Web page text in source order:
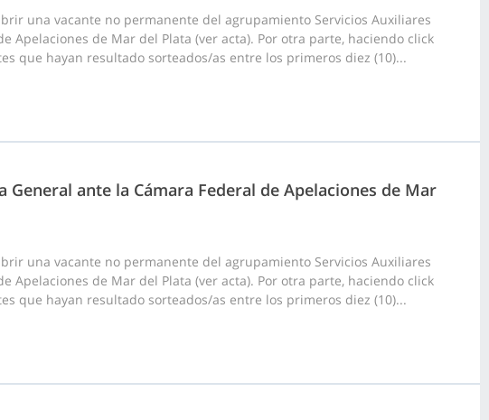
una vacante no permanente del agrupamiento Servicios Auxiliares
Apelaciones de Mar del Plata (ver acta). Por otra parte, haciendo click
que hayan resultado sorteados/as entre los primeros diez (10)...
ante la Cámara Federal de Apelaciones de Mar
una vacante no permanente del agrupamiento Servicios Auxiliares
Apelaciones de Mar del Plata (ver acta). Por otra parte, haciendo click
que hayan resultado sorteados/as entre los primeros diez (10)...